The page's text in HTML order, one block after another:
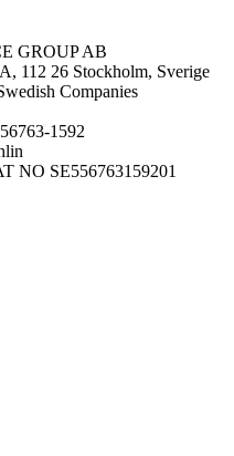
GROUP AB
112 26 Stockholm, Sverige
Companies
1592
NO SE556763159201